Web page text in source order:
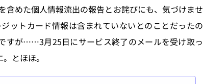
含めた個人情報流出の報告とお詫びにも、気づけませ
ットカード情報は含まれていないとのことだったの
すが……3月25日にサービス終了のメールを受け取っ
とほほ。